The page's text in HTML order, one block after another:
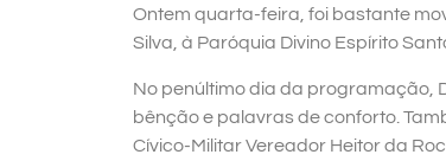
Ontem quarta-feira, foi bastante
Silva, à Paróquia Divino Espírito
No penúltimo dia da programação,
bênção e palavras de conforto.
Cívico-Militar Vereador Heitor da